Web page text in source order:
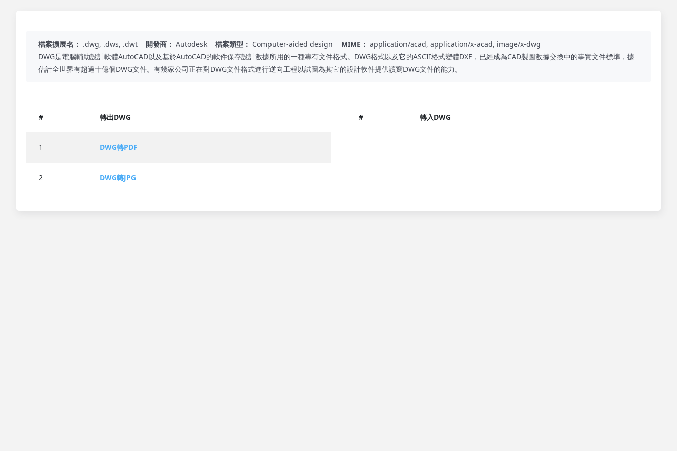
檔案擴展名： .dwg, .dws, .dwt 開發商： Autodesk 檔案類型： Computer-aided design MIME： application/acad, application/x-acad, image/x-dwg
DWG是電腦輔助設計軟體AutoCAD以及基於AutoCAD的軟件保存設計數據所用的一種專有文件格式。DWG格式以及它的ASCII格式變體DXF，已經成為CAD製圖數據交換中的事實文件標準，據
估計全世界有超過十億個DWG文件。有幾家公司正在對DWG文件格式進行逆向工程以試圖為其它的設計軟件提供讀寫DWG文件的能力。
# 轉出DWG
1 DWG轉PDF
2 DWG轉JPG
# 轉入DWG